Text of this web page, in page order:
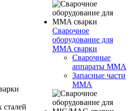
Сварочное
оборудование для
MMA сварки
Сварочные
аппараты MMA
Запасные части
MMA